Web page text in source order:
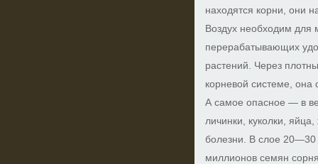
находятся корни, они
Воздух необходим для
перерабатывающих
растений. Через
корневой системе, она
А самое опасное — в
личинки, куколки,
болезни. В слое 20—30
миллионов семян